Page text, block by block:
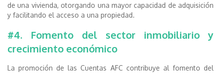
de una vivienda, otorgando una mayor capacidad de adquisición
y facilitando el acceso a una propiedad.
#4. Fomento del sector inmobiliario y
crecimiento económico
La promoción de las Cuentas AFC contribuye al fomento del